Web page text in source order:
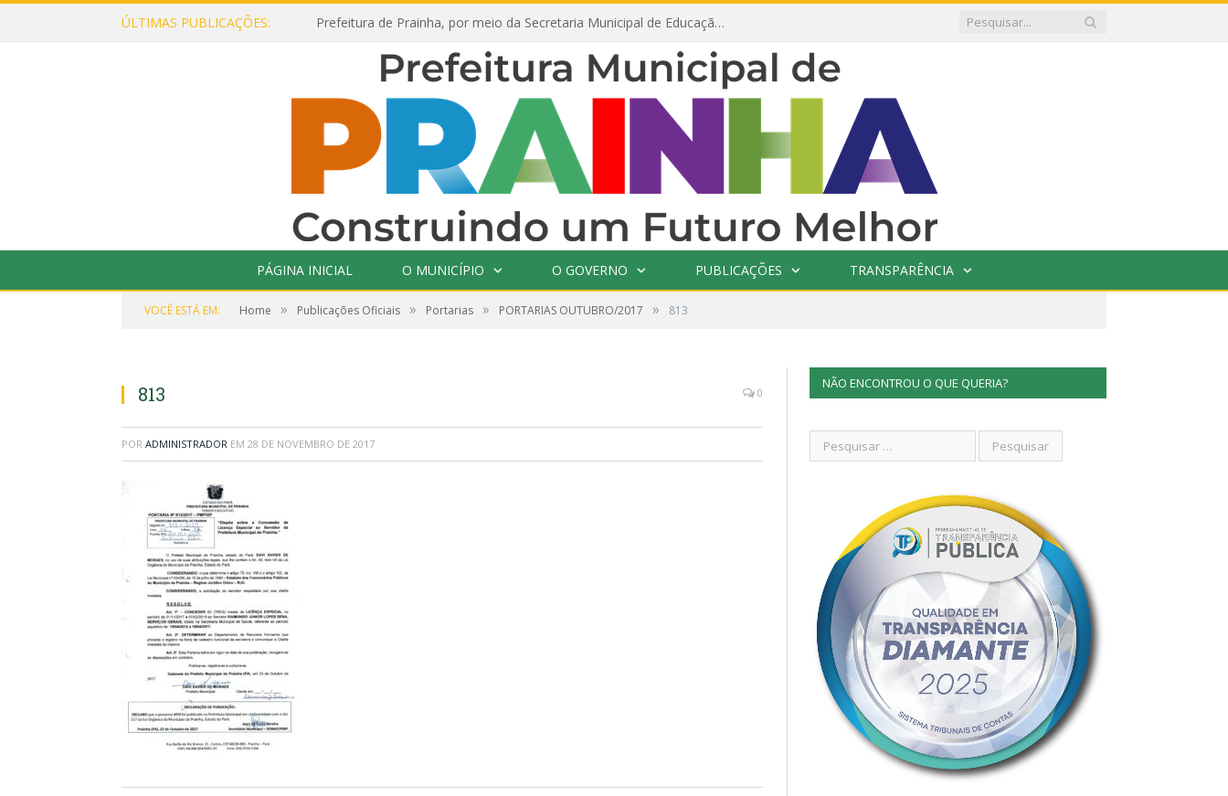
ÚLTIMAS PUBLICAÇÕES: Prefeitura de Prainha, por meio da Secretaria Municipal de Educação, abre 354 vagas na área da Educação para 2025 com processo seletivo simplificado
PÁGINA INICIAL O MUNICÍPIO O GOVERNO PUBLICAÇÕES TRANSPARÊNCIA
VOCÊ ESTÁ EM: Home » Publicações Oficiais » Portarias » PORTARIAS OUTUBRO/2017 » 813
813 0
POR ADMINISTRADOR EM 28 DE NOVEMBRO DE 2017
NÃO ENCONTROU O QUE QUERIA?